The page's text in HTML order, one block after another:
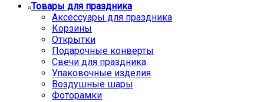
Товары для праздника
Аксессуары для праздника
Корзины
Открытки
Подарочные конверты
Свечи для праздника
Упаковочные изделия
Воздушные шары
Фоторамки